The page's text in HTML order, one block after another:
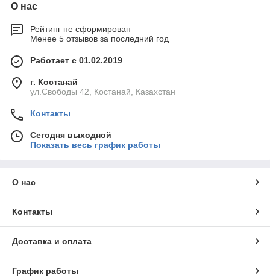
О нас
Рейтинг не сформирован
Менее 5 отзывов за последний год
Работает с 01.02.2019
г. Костанай
ул.Свободы 42, Костанай, Казахстан
Контакты
Сегодня выходной
Показать весь график работы
О нас
Контакты
Доставка и оплата
График работы